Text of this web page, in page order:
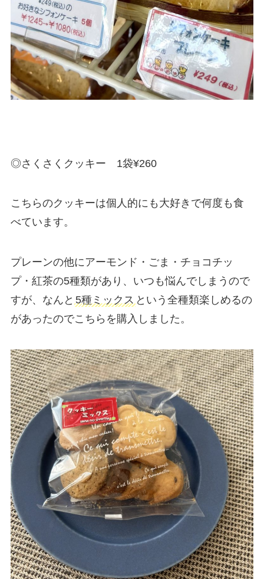
◎さくさくクッキー 1袋¥260
こちらのクッキーは個人的にも大好きで何度も食
べています。
プレーンの他にアーモンド・ごま・チョコチッ
プ・紅茶の5種類があり、いつも悩んでしまうので
すが、なんと 5種ミックス という全種類楽しめるの
があったのでこちらを購入しました。